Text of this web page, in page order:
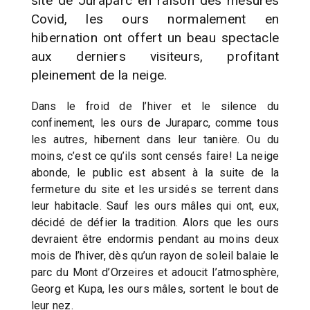
Covid, les ours normalement en
hibernation ont offert un beau spectacle
aux derniers visiteurs, profitant
pleinement de la neige.
Dans le froid de l’hiver et le silence du
confinement, les ours de Juraparc, comme tous
les autres, hibernent dans leur tanière. Ou du
moins, c’est ce qu’ils sont censés faire! La neige
abonde, le public est absent à la suite de la
fermeture du site et les ursidés se terrent dans
leur habitacle. Sauf les ours mâles qui ont, eux,
décidé de défier la tradition. Alors que les ours
devraient être endormis pendant au moins deux
mois de l’hiver, dès qu’un rayon de soleil balaie le
parc du Mont d’Orzeires et adoucit l’atmosphère,
Georg et Kupa, les ours mâles, sortent le bout de
leur nez.